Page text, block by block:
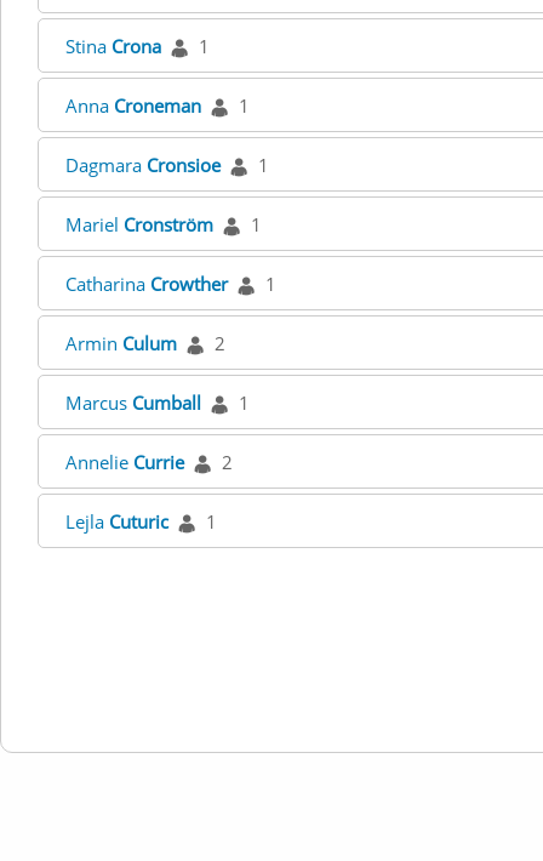
Stina Crona 1
Anna Croneman 1
Dagmara Cronsioe 1
Mariel Cronström 1
Catharina Crowther 1
Armin Culum 2
Marcus Cumball 1
Annelie Currie 2
Lejla Cuturic 1